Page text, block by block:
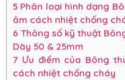
5 Phân loại hình dạng
âm cách nhiệt chống
6 Thông số kỹ thuật
Dày 50 & 25mm
7 Ưu điểm của Bông
cách nhiệt chống cháy